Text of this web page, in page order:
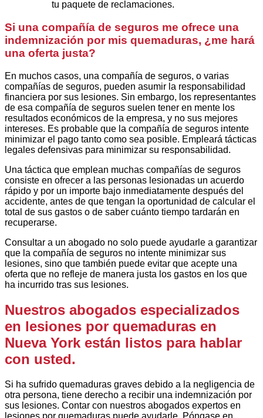
tu paquete de reclamaciones.
Si una compañía de seguros me ofrece una
indemnización por mis quemaduras, ¿me hará
una oferta justa?
En muchos casos, una compañía de seguros, o varias
compañías de seguros, pueden asumir la responsabilidad
financiera por sus lesiones. Sin embargo, los representantes
de esa compañía de seguros suelen tener en mente los
resultados económicos de la empresa, y no sus mejores
intereses. Es probable que la compañía de seguros intente
minimizar el pago tanto como sea posible. Empleará tácticas
legales defensivas para minimizar su responsabilidad.
Una táctica que emplean muchas compañías de seguros
consiste en ofrecer a las personas lesionadas un acuerdo
rápido y por un importe bajo inmediatamente después del
accidente, antes de que tengan la oportunidad de calcular el
total de sus gastos o de saber cuánto tiempo tardarán en
recuperarse.
Consultar a un abogado no solo puede ayudarle a garantizar
que la compañía de seguros no intente minimizar sus
lesiones, sino que también puede evitar que acepte una
oferta que no refleje de manera justa los gastos en los que
ha incurrido tras sus lesiones.
Nuestros abogados especializados
en lesiones por quemaduras en
Nueva York están listos para hablar
con usted.
Si ha sufrido quemaduras graves debido a la negligencia de
otra persona, tiene derecho a recibir una indemnización por
sus lesiones. Contar con nuestros abogados expertos en
lesiones por quemaduras puede ayudarle. Póngase en